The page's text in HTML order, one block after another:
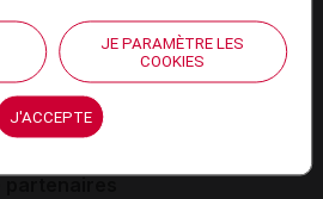
client
partenaires
JE PARAMÈTRE LES
COOKIES
J'ACCEPTE